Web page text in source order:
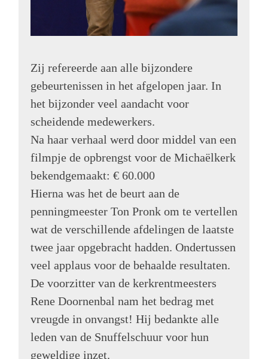
Zij refereerde aan alle bijzondere
gebeurtenissen in het afgelopen jaar. In
het bijzonder veel aandacht voor
scheidende medewerkers.
Na haar verhaal werd door middel van een
filmpje de opbrengst voor de Michaëlkerk
bekendgemaakt: € 60.000
Hierna was het de beurt aan de
penningmeester Ton Pronk om te vertellen
wat de verschillende afdelingen de laatste
twee jaar opgebracht hadden. Ondertussen
veel applaus voor de behaalde resultaten.
De voorzitter van de kerkrentmeesters
Rene Doornenbal nam het bedrag met
vreugde in onvangst! Hij bedankte alle
leden van de Snuffelschuur voor hun
geweldige inzet.